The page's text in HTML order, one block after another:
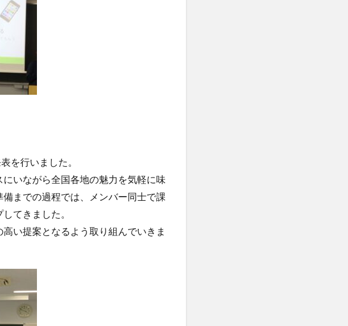
を行いました。
いながら全国各地の魅力を気軽に味
までの過程では、メンバー同士で課
てきました。
い提案となるよう取り組んでいきま